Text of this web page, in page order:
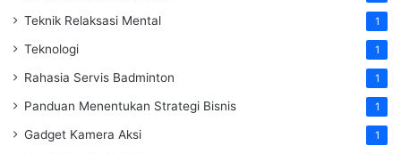
Teknik Relaksasi Mental 1
Teknologi 1
Rahasia Servis Badminton 1
Panduan Menentukan Strategi Bisnis 1
Gadget Kamera Aksi 1